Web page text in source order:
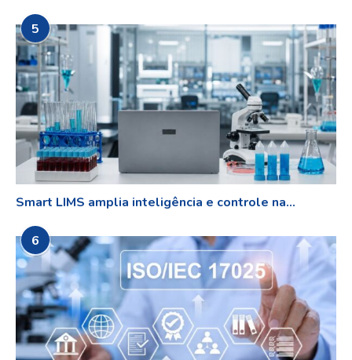
5
Smart LIMS amplia inteligência e controle na...
6